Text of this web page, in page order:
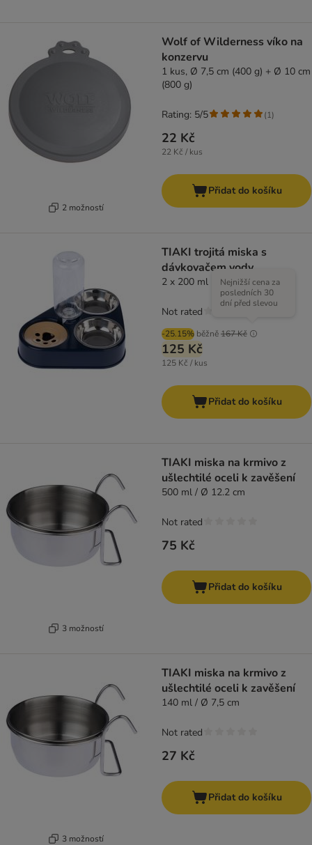
2 možností
Wolf of Wilderness víko na
konzervu
1 kus, Ø 7,5 cm (400 g) + Ø 10 cm
(800 g)
22 Kč
22 Kč / kus
Rating: 5/5 (1)
Přidat do košíku
TIAKI trojitá miska s
dávkovačem vody
2 x 200 ml
-25.15% běžně167 Kč
Nejnižší cena za
posledních 30
dní před slevou
125 Kč
125 Kč / kus
Not rated
Přidat do košíku
3 možností
TIAKI miska na krmivo z
ušlechtilé oceli k zavěšení
500 ml / Ø 12.2 cm
75 Kč
Not rated
Přidat do košíku
3 možností
TIAKI miska na krmivo z
ušlechtilé oceli k zavěšení
140 ml / Ø 7,5 cm
27 Kč
Not rated
Přidat do košíku